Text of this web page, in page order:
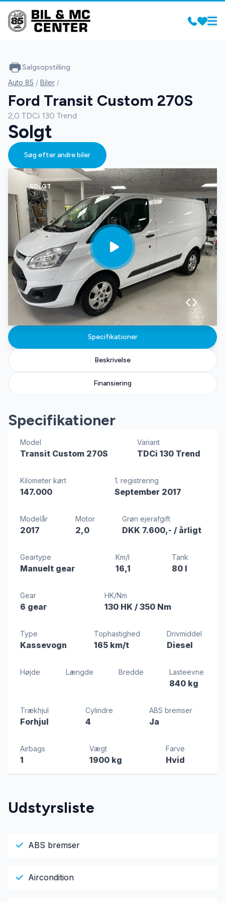
SOLGT
Specifikationer
Beskrivelse
Finansiering
Specifikationer
Model
Transit Custom 270S
Variant
TDCi 130 Trend
Kilometer kørt
147.000
1. registrering
September 2017
Modelår
2017
Motor
2,0
Grøn ejerafgift
DKK 7.600,-/ årligt
Geartype
Manuelt gear
Km/l
16,1
Tank
80 l
Gear
6 gear
HK/Nm
130 HK / 350 Nm
Type
Kassevogn
Tophastighed
165 km/t
Drivmiddel
Diesel
Højde Længde Bredde Lasteevne
840 kg
Trækhjul
Forhjul
Cylindre
4
ABS bremser
Ja
Airbags
1
Vægt
1900 kg
Farve
Hvid
Udstyrsliste
ABS bremser
Aircondition
Salgsopstilling
Auto 85 / Biler /
Ford Transit Custom 270S
2,0 TDCi 130 Trend
Solgt
Søg efter andre biler